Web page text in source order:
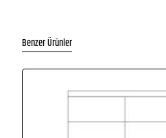
Benzer Ürünler